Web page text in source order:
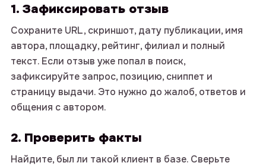
1. Зафиксировать отзыв
Сохраните URL, скриншот, дату публикации, имя
автора, площадку, рейтинг, филиал и полный
текст. Если отзыв уже попал в поиск,
зафиксируйте запрос, позицию, сниппет и
страницу выдачи. Это нужно до жалоб, ответов и
общения с автором.
2. Проверить факты
Найдите, был ли такой клиент в базе. Сверьте